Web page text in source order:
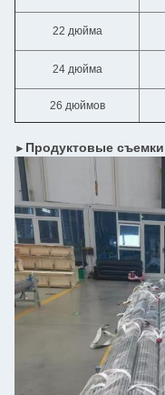
22 дюйма
24 дюйма
26 дюймов
► Продуктовые съемки